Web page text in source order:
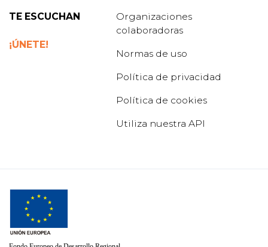
TE ESCUCHAN
¡ÚNETE!
Organizaciones
colaboradoras
Normas de uso
Política de privacidad
Política de cookies
Utiliza nuestra API